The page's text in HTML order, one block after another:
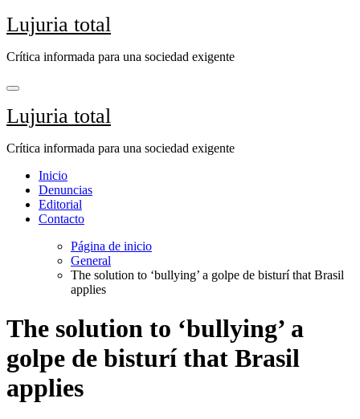
Saltar
al
Lujuria total
Crítica informada para una sociedad exigente
Lujuria total
Crítica informada para una sociedad exigente
Inicio
Denuncias
Editorial
Contacto
Página de inicio
General
The solution to ‘bullying’ a golpe de bisturí that Brasil
applies
The solution to ‘bullying’ a
golpe de bisturí that Brasil
applies